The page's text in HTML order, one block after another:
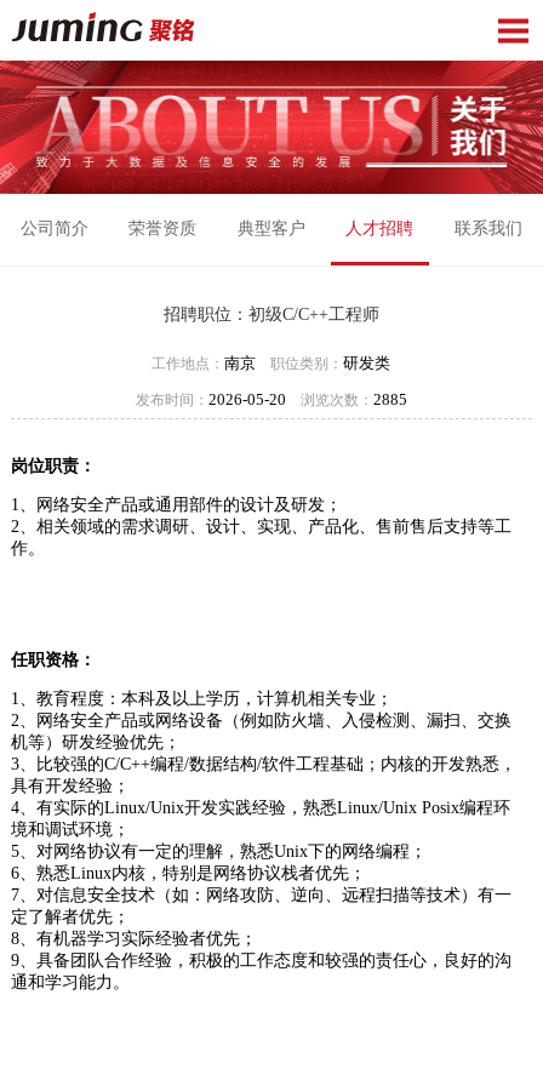
公司简介 荣誉资质 典型客户 人才招聘 联系我们
招聘职位：初级C/C++工程师
工作地点：南京职位类别：研发类
发布时间： 2026-05-20 浏览次数： 2885
岗位职责：
1、网络安全产品或通用部件的设计及研发；
2、相关领域的需求调研、设计、实现、产品化、售前售后支持等工
作。
任职资格：
1、教育程度：本科及以上学历，计算机相关专业；
2、网络安全产品或网络设备（例如防火墙、入侵检测、漏扫、交换
机等）研发经验优先；
3、比较强的C/C++编程/数据结构/软件工程基础；内核的开发熟悉，
具有开发经验；
4、有实际的Linux/Unix开发实践经验，熟悉Linux/Unix Posix编程环
境和调试环境；
5、对网络协议有一定的理解，熟悉Unix下的网络编程；
6、熟悉Linux内核，特别是网络协议栈者优先；
7、对信息安全技术（如：网络攻防、逆向、远程扫描等技术）有一
定了解者优先；
8、有机器学习实际经验者优先；
9、具备团队合作经验，积极的工作态度和较强的责任心，良好的沟
通和学习能力。